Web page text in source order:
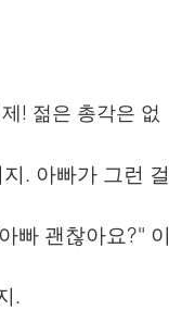
! 젊은 총각은 없
. 아빠가 그런 걸
빠 괜찮아요?" 이
.